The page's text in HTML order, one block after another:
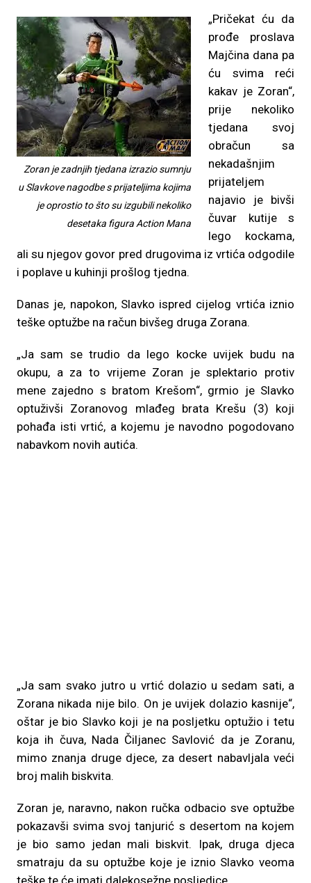
Zoran je zadnjih tjedana izrazio sumnju
u Slavkove nagodbe s prijateljima kojima
je oprostio to što su izgubili nekoliko
desetaka figura Action Mana
„Pričekat ću da
prođe proslava
Majčina dana pa
ću svima reći
kakav je Zoran“,
prije nekoliko
tjedana svoj
obračun sa
nekadašnjim
prijateljem
najavio je bivši
čuvar kutije s
lego kockama,
ali su njegov govor pred drugovima iz vrtića odgodile
i poplave u kuhinji prošlog tjedna.
Danas je, napokon, Slavko ispred cijelog vrtića iznio
teške optužbe na račun bivšeg druga Zorana.
„Ja sam se trudio da lego kocke uvijek budu na
okupu, a za to vrijeme Zoran je splektario protiv
mene zajedno s bratom Krešom“, grmio je Slavko
optuživši Zoranovog mlađeg brata Krešu (3) koji
pohađa isti vrtić, a kojemu je navodno pogodovano
nabavkom novih autića.
„Ja sam svako jutro u vrtić dolazio u sedam sati, a
Zorana nikada nije bilo. On je uvijek dolazio kasnije“,
oštar je bio Slavko koji je na posljetku optužio i tetu
koja ih čuva, Nada Čiljanec Savlović da je Zoranu,
mimo znanja druge djece, za desert nabavljala veći
broj malih biskvita.
Zoran je, naravno, nakon ručka odbacio sve optužbe
pokazavši svima svoj tanjurić s desertom na kojem
je bio samo jedan mali biskvit. Ipak, druga djeca
smatraju da su optužbe koje je iznio Slavko veoma
teške te će imati dalekosežne posljedice.